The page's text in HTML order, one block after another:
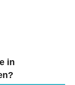
in